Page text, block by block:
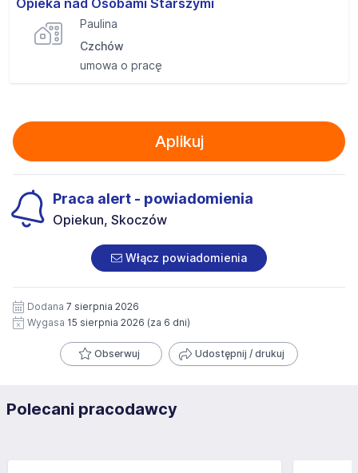
Opieka nad Osobami Starszymi
Paulina
Czchów
umowa o pracę
Aplikuj
Praca alert - powiadomienia
Opiekun, Skoczów
Włącz powiadomienia
Dodana 7 sierpnia 2026
Wygasa 15 sierpnia 2026 (za 6 dni)
Obserwuj Udostępnij / drukuj
Polecani pracodawcy